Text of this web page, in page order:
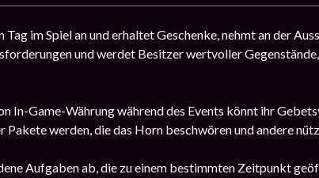
Tag im Spiel an und erhaltet Geschenke, nehmt an der
und werdet Besitzer wertvoller
In-Game-Währung während des Events könnt ihr
Pakete werden, die das Horn beschwören und andere
Aufgaben ab, die zu einem bestimmten Zeitpunkt